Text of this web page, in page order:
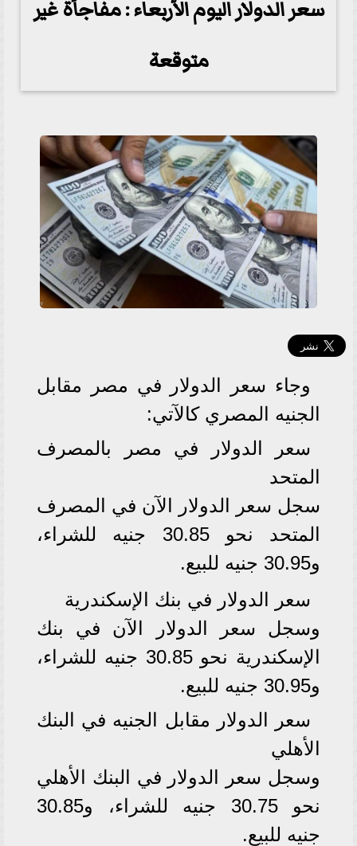
سعر الدولار اليوم الأربعاء : مفاجأة غير
متوقعة
وجاء سعر الدولار في مصر مقابل
الجنيه المصري كالآتي:
سعر الدولار في مصر بالمصرف
المتحد
سجل سعر الدولار الآن في المصرف
المتحد نحو 30.85 جنيه للشراء،
و30.95 جنيه للبيع.
سعر الدولار في بنك الإسكندرية
وسجل سعر الدولار الآن في بنك
الإسكندرية نحو 30.85 جنيه للشراء،
و30.95 جنيه للبيع.
سعر الدولار مقابل الجنيه في البنك
الأهلي
وسجل سعر الدولار في البنك الأهلي
نحو 30.75 جنيه للشراء، و30.85
جنيه للبيع.